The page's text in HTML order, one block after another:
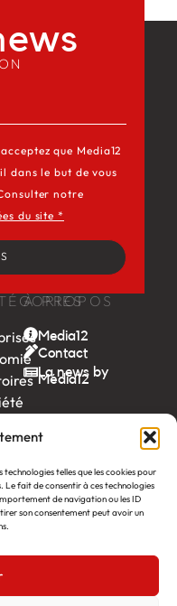
technologies telles que les cookies pour
fait de consentir à ces technologies
de navigation ou les ID
son consentement peut avoir un
À PROPOS
Media12
Contact
La news by
Média12
que Media12
dans le but de vous
notre
du site *